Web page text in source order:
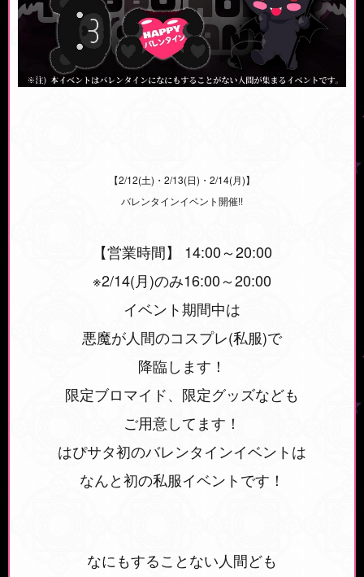
【2/12(土)・2/13(日)・2/14(月)】
バレンタインイベント開催!!
【営業時間】 14:00～20:00
※2/14(月)のみ16:00～20:00
イベント期間中は
悪魔が人間のコスプレ(私服)で
降臨します！
限定ブロマイド、限定グッズなども
ご用意してます！
はぴサタ初のバレンタインイベントは
なんと初の私服イベントです！
なにもすることない人間ども